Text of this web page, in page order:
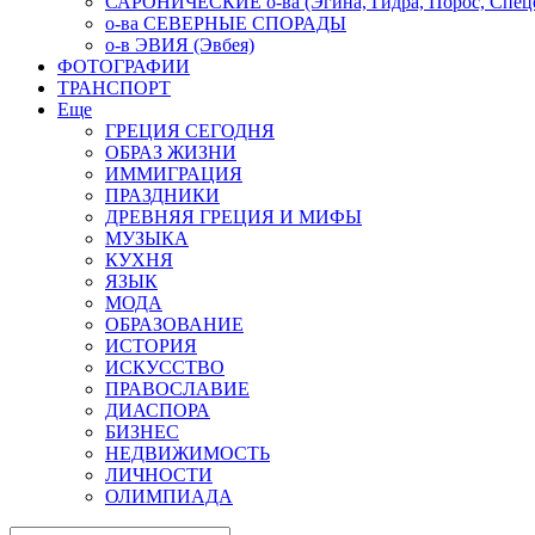
о-ва СЕВЕРНЫЕ СПОРАДЫ
о-в ЭВИЯ (Эвбея)
ФОТОГРАФИИ
ТРАНСПОРТ
Еще
ГРЕЦИЯ СЕГОДНЯ
ОБРАЗ ЖИЗНИ
ИММИГРАЦИЯ
ПРАЗДНИКИ
ДРЕВНЯЯ ГРЕЦИЯ И МИФЫ
МУЗЫКА
КУХНЯ
ЯЗЫК
МОДА
ОБРАЗОВАНИЕ
ИСТОРИЯ
ИСКУССТВО
ПРАВОСЛАВИЕ
ДИАСПОРА
БИЗНЕС
НЕДВИЖИМОСТЬ
ЛИЧНОСТИ
ОЛИМПИАДА